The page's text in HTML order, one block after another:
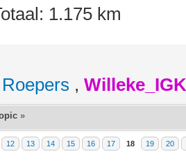
1.175 km
Roepers ,
»
12 13 14 15 16 17 18 19 20